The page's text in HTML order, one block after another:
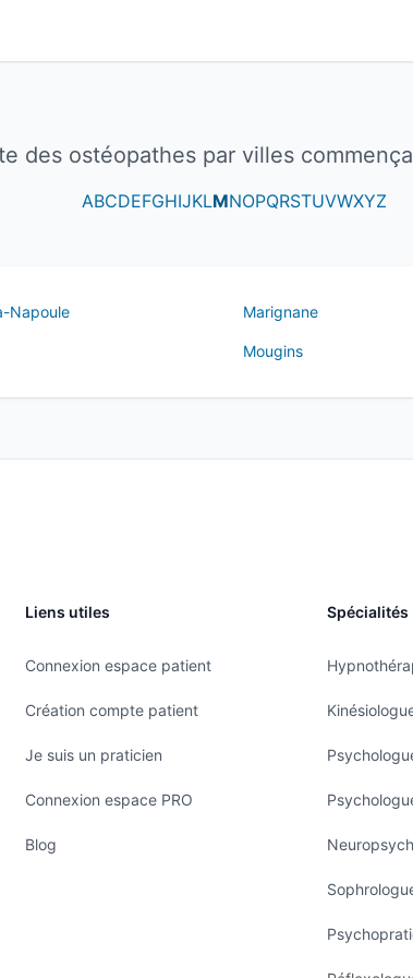
des ostéopathes par villes
ABCDEFGHIJKLMNOPQRSTUVWXYZ
Napoule Marignane
Mougins
Liens utiles
Connexion espace patient
Création compte patient
Je suis un praticien
Connexion espace PRO
Blog
Spécialités